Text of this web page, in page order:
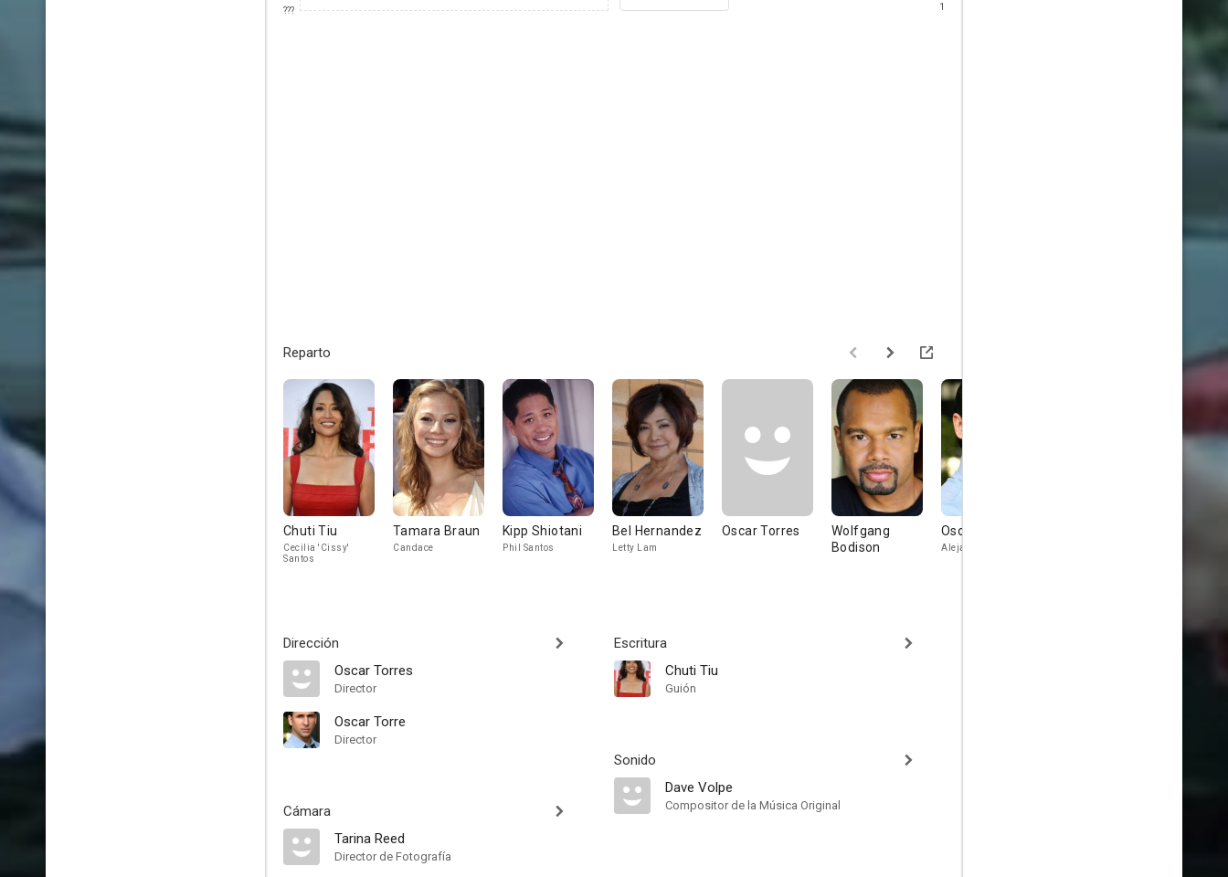
???
1
Reparto
Chuti Tiu
Cecilia 'Cissy'
Santos
Tamara Braun
Candace
Kipp Shiotani
Phil Santos
Bel Hernandez
Letty Lam
Oscar Torres
Wolfgang
Bodison
Oscar Torre
Alejandro
Dirección
Oscar Torres
Director
Oscar Torre
Director
Cámara
Tarina Reed
Director de Fotografía
Escritura
Chuti Tiu
Guión
Sonido
Dave Volpe
Compositor de la Música Original